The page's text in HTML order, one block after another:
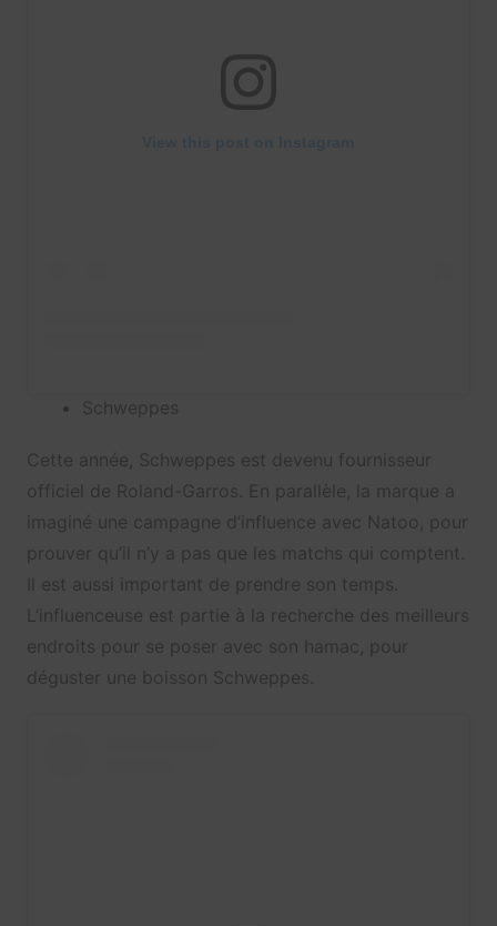
Schweppes
Cette année, Schweppes est devenu fournisseur
officiel de Roland-Garros. En parallèle, la marque a
imaginé une campagne d’influence avec Natoo, pour
prouver qu’il n’y a pas que les matchs qui comptent.
Il est aussi important de prendre son temps.
L’influenceuse est partie à la recherche des meilleurs
endroits pour se poser avec son hamac, pour
déguster une boisson Schweppes.